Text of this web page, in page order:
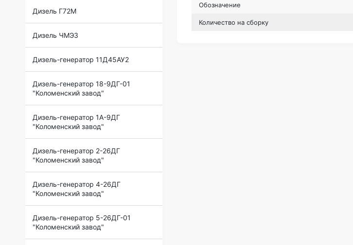
Дизель Г72М
Дизель ЧМЭ3
Дизель-генератор 11Д45АУ2
Дизель-генератор 18-9ДГ-01
"Коломенский завод"
Дизель-генератор 1А-9ДГ
"Коломенский завод"
Дизель-генератор 2-26ДГ
"Коломенский завод"
Дизель-генератор 4-26ДГ
"Коломенский завод"
Дизель-генератор 5-26ДГ-01
"Коломенский завод"
Обозначение
Количество на сборку